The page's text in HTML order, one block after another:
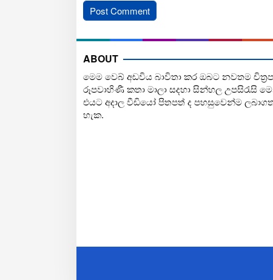
ABOUT
මෙම වෙබ් අඩවිය බාවිතා කර ඔබට නවතම
රූපවාහිණී කතා මාලා සදහා සින්හල උපසිරැසි
එයට අදාල වීඩියෝ පිතපත් ද පහසුවෙන්ම
හැක.